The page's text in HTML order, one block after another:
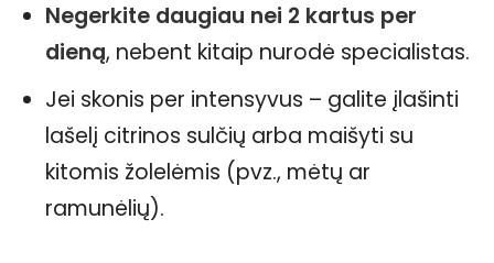
Negerkite daugiau nei 2 kartus per
dieną, nebent kitaip nurodė specialistas.
Jei skonis per intensyvus – galite įlašinti
lašelį citrinos sulčių arba maišyti su
kitomis žolelėmis (pvz., mėtų ar
ramunėlių).